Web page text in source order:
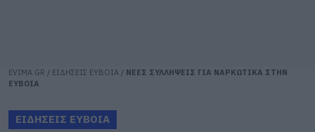
EVIMA.GR / ΕΙΔΗΣΕΙΣ ΕΥΒΟΙΑ / ΝΕΕΣ ΣΥΛΛΗΨΕΙΣ ΓΙΑ ΝΑΡΚΩΤΙΚΑ ΣΤΗΝ
ΕΥΒΟΙΑ
ΕΙΔΗΣΕΙΣ ΕΥΒΟΙΑ